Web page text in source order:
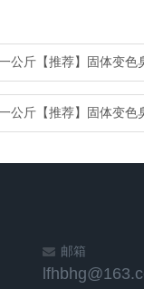
公斤【推荐】固体变色
公斤【推荐】固体变色
邮箱